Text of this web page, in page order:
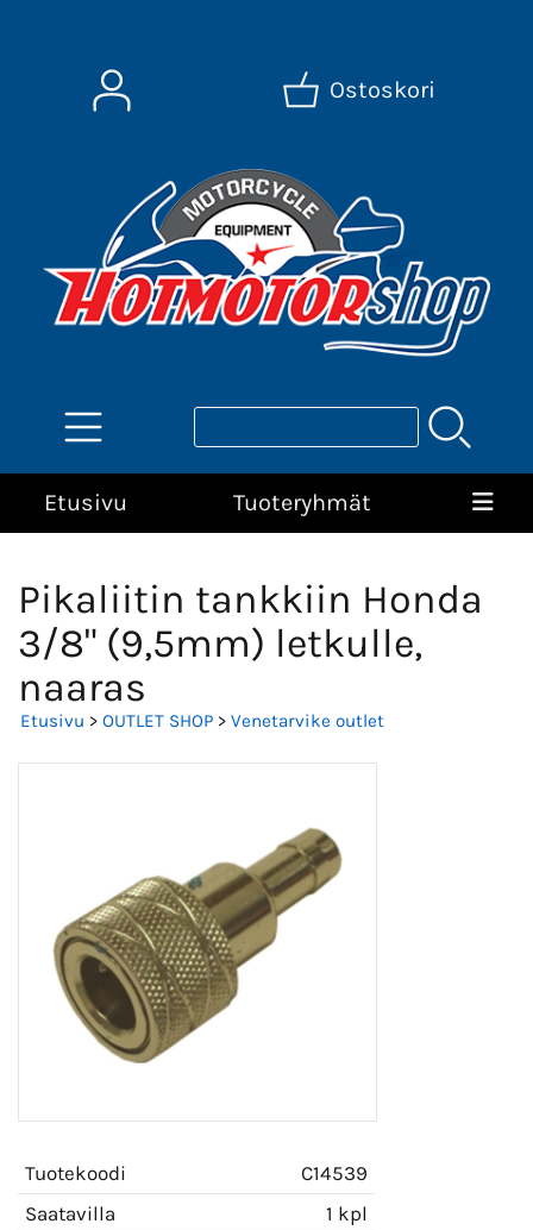
Ostoskori
Etusivu Tuoteryhmät
Pikaliitin tankkiin Honda
3/8" (9,5mm) letkulle,
naaras
Etusivu > OUTLET SHOP > Venetarvike outlet
Tuotekoodi
C14539
Saatavilla
1 kpl